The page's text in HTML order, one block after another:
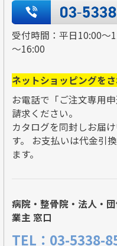
受付時間：平日10:00～
～16:00
ネットショッピングを
お電話で「ご注文専用
請求ください。
カタログを同封しお届
す。 お支払いは代金引
ます。
病院・整骨院・法人・
業主 窓口
TEL：03-5338-